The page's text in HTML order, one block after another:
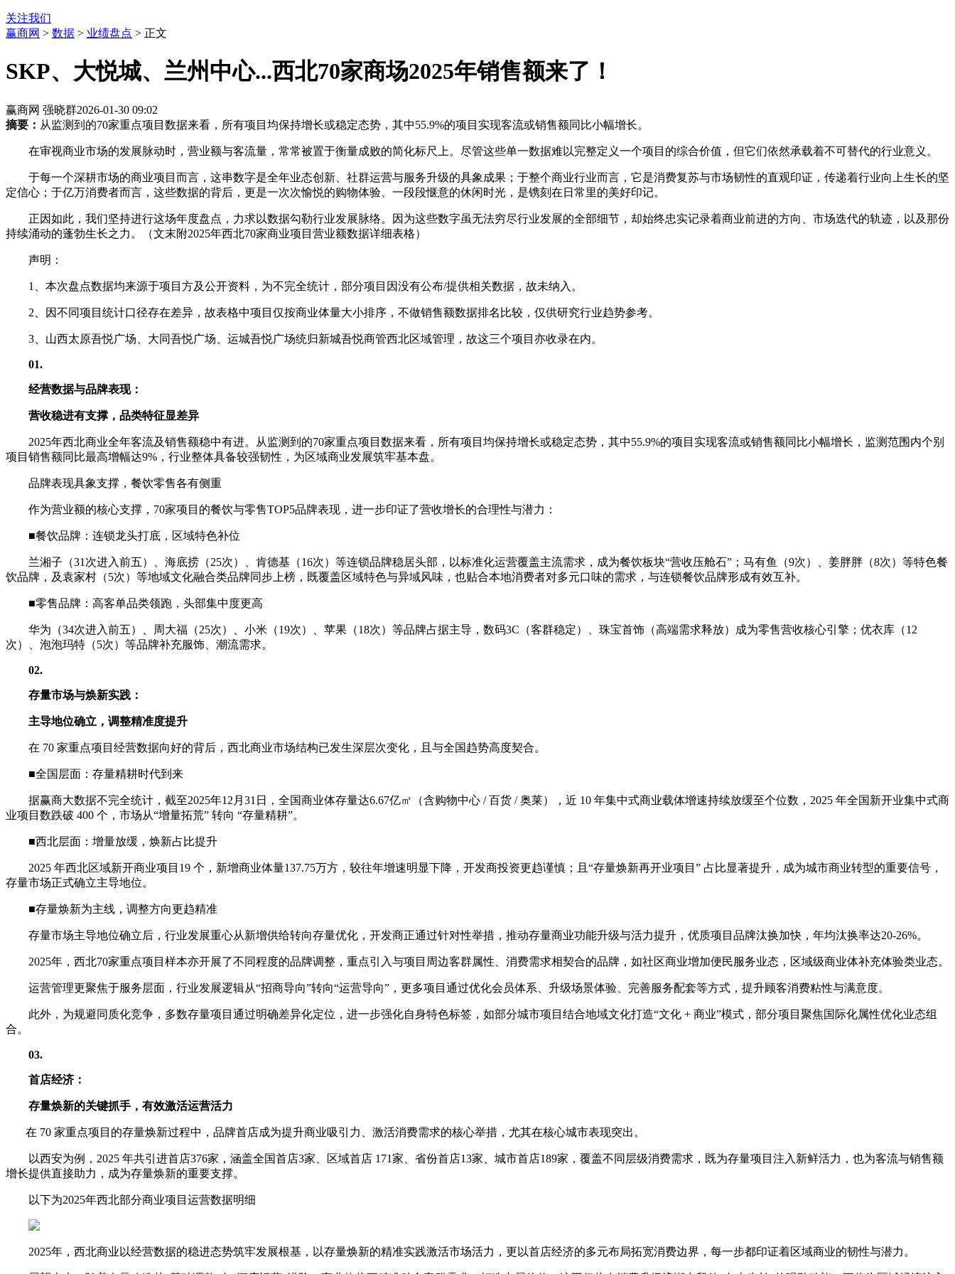
关注我们
赢商网 > 数据 > 业绩盘点 > 正文
SKP、大悦城、兰州中心...西北70家商场2025年销售额来了！
赢商网 强晓群2026-01-30 09:02
摘要： 从监测到的70家重点项目数据来看，所有项目均保持增长或稳定态势，其中55.9%的项目实现客流或销售额同比小幅增长。
在审视商业市场的发展脉动时，营业额与客流量，常常被置于衡量成败的简化标尺上。尽管这些单一数据难以完整定义一个项目的综合价值，但它们依然承载着不可替代的行业意义。
于每一个深耕市场的商业项目而言，这串数字是全年业态创新、社群运营与服务升级的具象成果；于整个商业行业而言，它是消费复苏与市场韧性的直观印证，传递着行业向上生长的坚
定信心；于亿万消费者而言，这些数据的背后，更是一次次愉悦的购物体验、一段段惬意的休闲时光，是镌刻在日常里的美好印记。
正因如此，我们坚持进行这场年度盘点，力求以数据勾勒行业发展脉络。因为这些数字虽无法穷尽行业发展的全部细节，却始终忠实记录着商业前进的方向、市场迭代的轨迹，以及那份
持续涌动的蓬勃生长之力。（文末附2025年西北70家商业项目营业额数据详细表格）
声明：
1、本次盘点数据均来源于项目方及公开资料，为不完全统计，部分项目因没有公布/提供相关数据，故未纳入。
2、因不同项目统计口径存在差异，故表格中项目仅按商业体量大小排序，不做销售额数据排名比较，仅供研究行业趋势参考。
3、山西太原吾悦广场、大同吾悦广场、运城吾悦广场统归新城吾悦商管西北区域管理，故这三个项目亦收录在内。
01.
经营数据与品牌表现：
营收稳进有支撑，品类特征显差异
2025年西北商业全年客流及销售额稳中有进。从监测到的70家重点项目数据来看，所有项目均保持增长或稳定态势，其中55.9%的项目实现客流或销售额同比小幅增长，监测范围内个别
项目销售额同比最高增幅达9%，行业整体具备较强韧性，为区域商业发展筑牢基本盘。
品牌表现具象支撑，餐饮零售各有侧重
作为营业额的核心支撑，70家项目的餐饮与零售TOP5品牌表现，进一步印证了营收增长的合理性与潜力：
■餐饮品牌：连锁龙头打底，区域特色补位
兰湘子（31次进入前五）、海底捞（25次）、肯德基（16次）等连锁品牌稳居头部，以标准化运营覆盖主流需求，成为餐饮板块“营收压舱石”；马有鱼（9次）、姜胖胖（8次）等特色餐
饮品牌，及袁家村（5次）等地域文化融合类品牌同步上榜，既覆盖区域特色与异域风味，也贴合本地消费者对多元口味的需求，与连锁餐饮品牌形成有效互补。
■零售品牌：高客单品类领跑，头部集中度更高
华为（34次进入前五）、周大福（25次）、小米（19次）、苹果（18次）等品牌占据主导，数码3C（客群稳定）、珠宝首饰（高端需求释放）成为零售营收核心引擎；优衣库（12
次）、泡泡玛特（5次）等品牌补充服饰、潮流需求。
02.
存量市场与焕新实践：
主导地位确立，调整精准度提升
在 70 家重点项目经营数据向好的背后，西北商业市场结构已发生深层次变化，且与全国趋势高度契合。
■全国层面：存量精耕时代到来
据赢商大数据不完全统计，截至2025年12月31日，全国商业体存量达6.67亿㎡（含购物中心 / 百货 / 奥莱），近 10 年集中式商业载体增速持续放缓至个位数，2025 年全国新开业集中式商
业项目数跌破 400 个，市场从“增量拓荒” 转向 “存量精耕”。
■西北层面：增量放缓，焕新占比提升
2025 年西北区域新开商业项目19 个，新增商业体量137.75万方，较往年增速明显下降，开发商投资更趋谨慎；且“存量焕新再开业项目” 占比显著提升，成为城市商业转型的重要信号，
存量市场正式确立主导地位。
■存量焕新为主线，调整方向更趋精准
存量市场主导地位确立后，行业发展重心从新增供给转向存量优化，开发商正通过针对性举措，推动存量商业功能升级与活力提升，优质项目品牌汰换加快，年均汰换率达20-26%。
2025年，西北70家重点项目样本亦开展了不同程度的品牌调整，重点引入与项目周边客群属性、消费需求相契合的品牌，如社区商业增加便民服务业态，区域级商业体补充体验类业态。
运营管理更聚焦于服务层面，行业发展逻辑从“招商导向”转向“运营导向”，更多项目通过优化会员体系、升级场景体验、完善服务配套等方式，提升顾客消费粘性与满意度。
此外，为规避同质化竞争，多数存量项目通过明确差异化定位，进一步强化自身特色标签，如部分城市项目结合地域文化打造“文化 + 商业”模式，部分项目聚焦国际化属性优化业态组
合。
03.
首店经济：
存量焕新的关键抓手，有效激活运营活力
在 70 家重点项目的存量焕新过程中，品牌首店成为提升商业吸引力、激活消费需求的核心举措，尤其在核心城市表现突出。
以西安为例，2025 年共引进首店376家，涵盖全国首店3家、区域首店 171家、省份首店13家、城市首店189家，覆盖不同层级消费需求，既为存量项目注入新鲜活力，也为客流与销售额
增长提供直接助力，成为存量焕新的重要支撑。
以下为2025年西北部分商业项目运营数据明细
2025年，西北商业以经营数据的稳进态势筑牢发展根基，以存量焕新的精准实践激活市场活力，更以首店经济的多元布局拓宽消费边界，每一步都印证着区域商业的韧性与潜力。